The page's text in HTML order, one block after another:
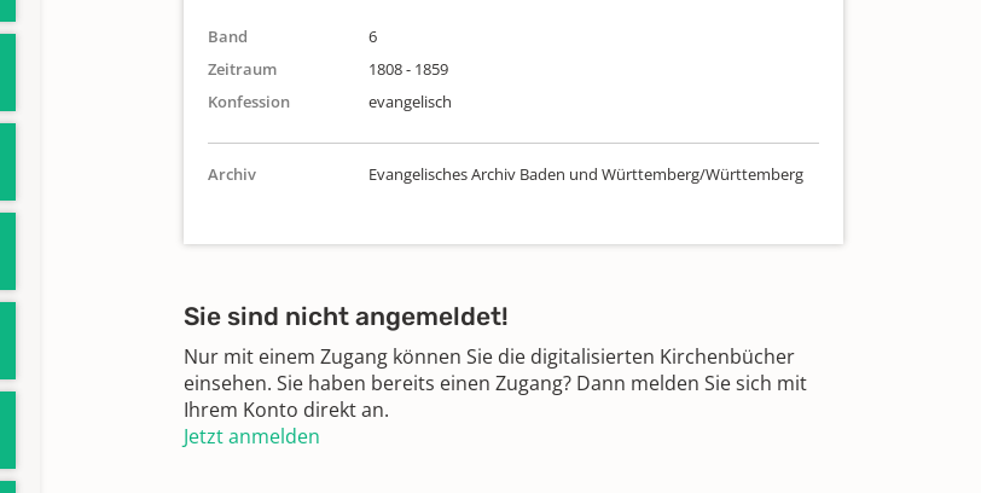
Band
6
Zeitraum
1808 - 1859
Konfession
evangelisch
Archiv Evangelisches Archiv Baden und Württemberg/Württemberg
Sie sind nicht angemeldet!
Nur mit einem Zugang können Sie die digitalisierten Kirchenbücher
einsehen. Sie haben bereits einen Zugang? Dann melden Sie sich mit
Ihrem Konto direkt an.
Jetzt anmelden